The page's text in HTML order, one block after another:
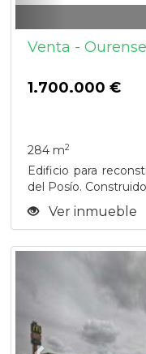
Venta -
1.700.000 €
284 m2
Edificio para
del Posío.
Ver inmueble
Previous